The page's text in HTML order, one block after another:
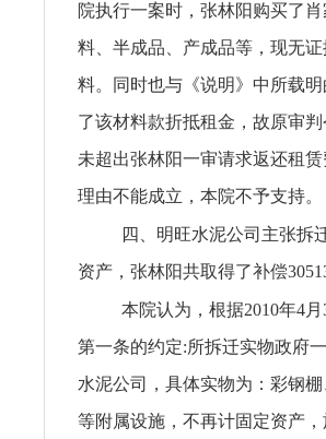
院执行一案时，张林阳购买了
料、半成品、产成品等，现无
料。同时也与《说明》中所载
了该材料款折抵租金，故原审
未超出张林阳一审请求返还租
理由不能成立，本院不予支持。
四、明旺水泥公司主张拆
资产，张林阳共取得了补偿
本院认为，根据2010年4
第一条的约定:所拆迁实物政府
水泥公司，具体实物为：彩钢
等附属设施，不再计固定资产